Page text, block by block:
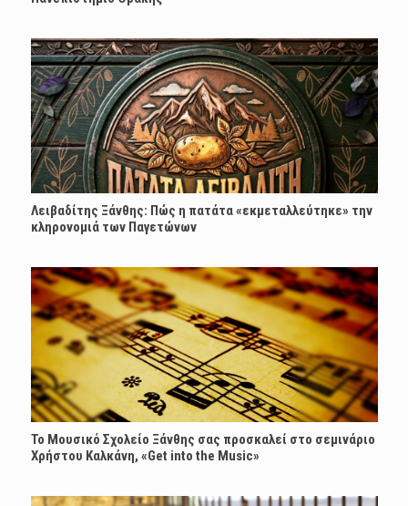
Λειβαδίτης Ξάνθης: Πώς η πατάτα «εκμεταλλεύτηκε» την
κληρονομιά των Παγετώνων
Το Μουσικό Σχολείο Ξάνθης σας προσκαλεί στο σεμινάριο
Χρήστου Καλκάνη, «Get into the Music»